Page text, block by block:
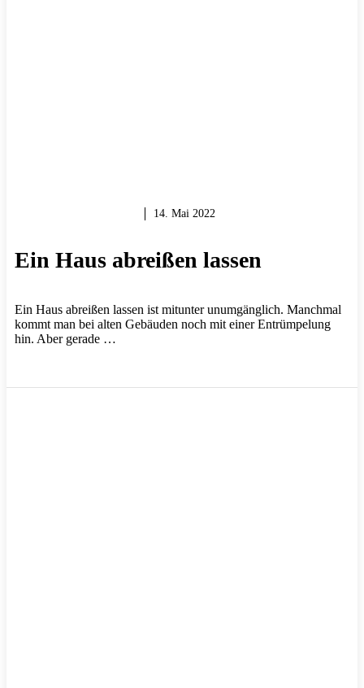
14. Mai 2022
Ein Haus abreißen lassen
Ein Haus abreißen lassen ist mitunter unumgänglich. Manchmal
kommt man bei alten Gebäuden noch mit einer Entrümpelung
hin. Aber gerade …